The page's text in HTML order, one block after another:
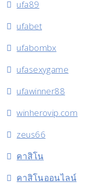
ufa89
ufabet
ufabombx
ufasexygame
ufawinner88
winherovip.com
zeus66
คาสิโน
คาสิโนออนไลน์